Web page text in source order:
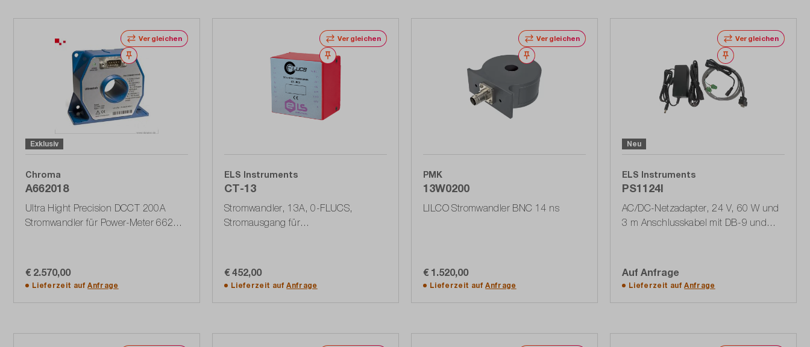
Vergleichen
Merken
Exklusiv
Chroma
A662018
Ultra Hight Precision DCCT 200A
Stromwandler für Power-Meter 66200
€ 2.570,00
Lieferzeit aufAnfrage
Vergleichen
Merken
ELS Instruments
CT-13
Stromwandler, 13A, 0-FLUCS,
Stromausgang für
€ 452,00
Lieferzeit aufAnfrage
Vergleichen
Merken
PMK
13W0200
LILCO Stromwandler BNC 14 ns
€ 1.520,00
Lieferzeit aufAnfrage
Vergleichen
Merken
Neu
ELS Instruments
PS1124I
AC/DC-Netzadapter, 24 V, 60 W und
3 m Anschlusskabel mit DB-9 und
Auf Anfrage
Lieferzeit aufAnfrage
Auf die Angebotsliste